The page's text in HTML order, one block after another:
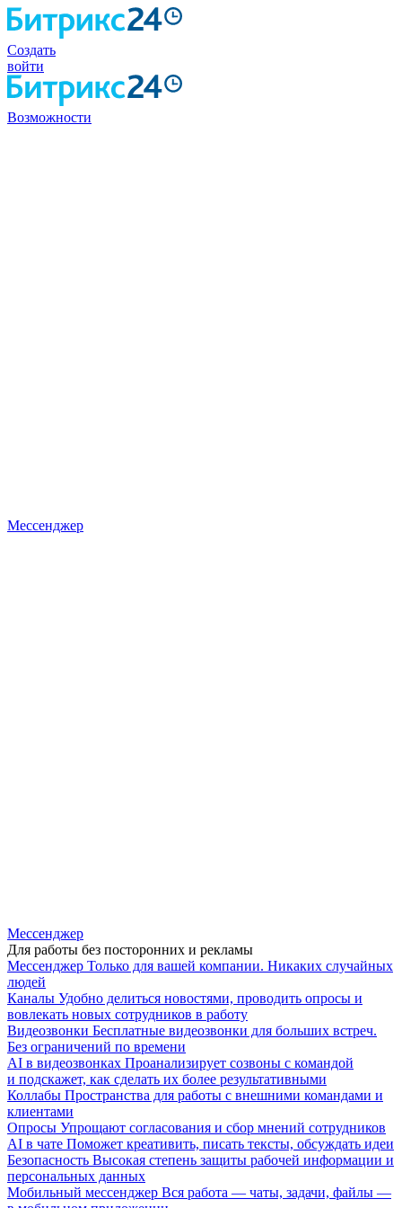
Создать
войти
Возможности
Мессенджер
Мессенджер
Для работы без посторонних и рекламы
Мессенджер Только для вашей компании. Никаких случайных
людей
Каналы Удобно делиться новостями, проводить опросы и
вовлекать новых сотрудников в работу
Видеозвонки Бесплатные видеозвонки для больших встреч.
Без ограничений по времени
AI в видеозвонках Проанализирует созвоны с командой
и подскажет, как сделать их более результативными
Коллабы Пространства для работы с внешними командами и
клиентами
Опросы Упрощают согласования и сбор мнений сотрудников
AI в чате Поможет креативить, писать тексты, обсуждать идеи
Безопасность Высокая степень защиты рабочей информации и
персональных данных
Мобильный мессенджер Вся работа — чаты, задачи, файлы —